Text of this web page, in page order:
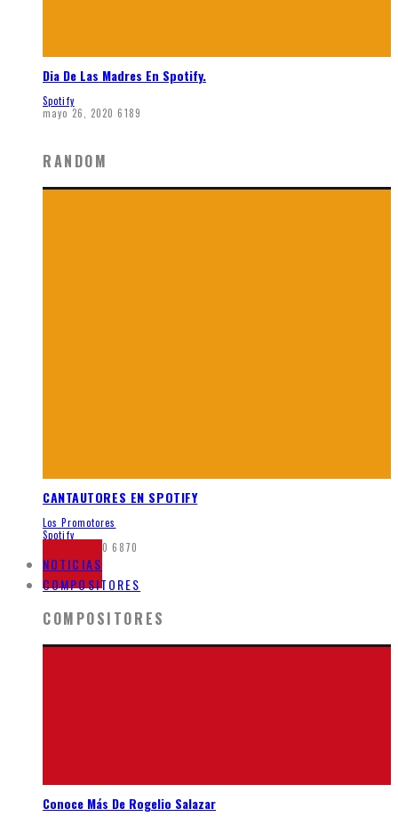
Dia De Las Madres En Spotify.
Spotify
mayo 26, 2020 6189
RANDOM
CANTAUTORES EN SPOTIFY
Los Promotores
Spotify
junio 7, 2020 6870
NOTICIAS
COMPOSITORES
COMPOSITORES
Conoce Más De Rogelio Salazar